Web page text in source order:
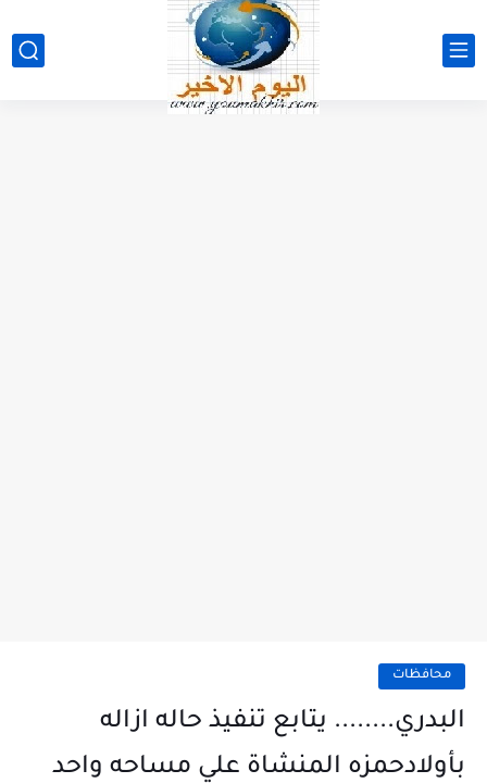
محافظات
البدري........ يتابع تنفيذ حاله ازاله
بأولادحمزه المنشاة علي مساحه واحد